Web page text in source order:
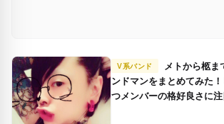
V系バンド
ンドマンをまとめてみた
つメンバーの格好良さに注